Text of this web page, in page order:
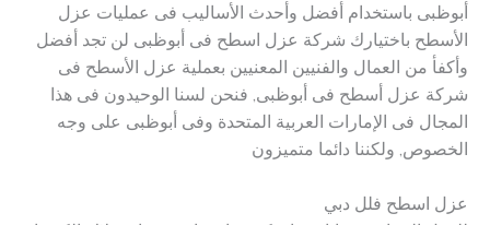
أبوظبى باستخدام أفضل وأحدث الأساليب فى عمليات عزل
الأسطح باختيارك شركة عزل اسطح فى أبوظبى لن تجد أفضل
وأكفأ من العمال والفنيين المعنيين بعملية عزل الأسطح فى
شركة عزل أسطح فى أبوظبى, فنحن لسنا الوحيدون فى هذا
المجال فى الإمارات العربية المتحدة وفى أبوظبى على وجه
الخصوص, ولكننا دائما متميزون
عزل اسطح فلل دبي